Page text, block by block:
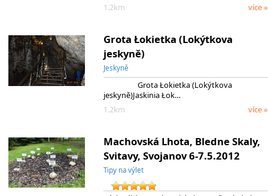
1.2km
více »
Grota Łokietka (Lokýtkova
jeskyně)
Jeskyně
Grota Łokietka (Lokýtkova
jeskyně)Jaskinia Łok…
1.2km
více »
Machovská Lhota, Bledne Skaly,
Svitavy, Svojanov 6-7.5.2012
Tipy na výlet